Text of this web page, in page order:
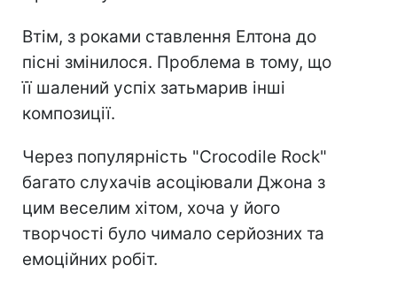
Втім, з роками ставлення Елтона до
пісні змінилося. Проблема в тому, що
її шалений успіх затьмарив інші
композиції.
Через популярність "Crocodile Rock"
багато слухачів асоціювали Джона з
цим веселим хітом, хоча у його
творчості було чимало серйозних та
емоційних робіт.